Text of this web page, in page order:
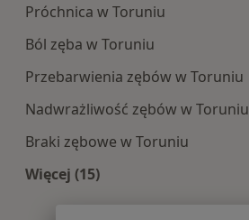
Próchnica w Toruniu
Ból zęba w Toruniu
Przebarwienia zębów w Toruniu
Nadwrażliwość zębów w Toruniu
Braki zębowe w Toruniu
Więcej (15)